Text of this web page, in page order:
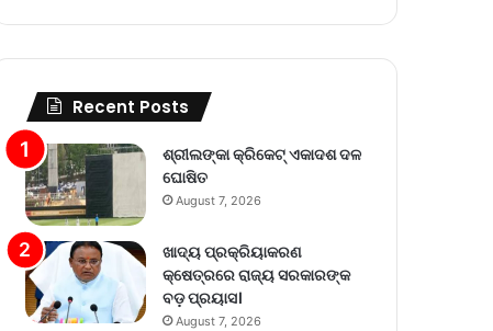
Recent Posts
ଶ୍ରୀଲଙ୍କା କ୍ରିକେଟ୍‌ ଏକାଦଶ ଦଳ
ଘୋଷିତ
August 7, 2026
ଖାଦ୍ୟ ପ୍ରକ୍ରିୟାକରଣ
କ୍ଷେତ୍ରରେ ରାଜ୍ୟ ସରକାରଙ୍କ
ବଡ଼ ପ୍ରୟାସ।
August 7, 2026